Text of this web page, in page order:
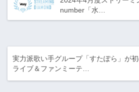
number「水…
実力派歌い手グループ「すたぽら」が
ライブ＆ファンミーテ…